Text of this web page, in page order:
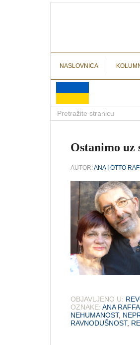
NASLOVNICA
Ostanimo uz
AUTOR:ANA I OTTO
OBJAVLJENO U:
OZNAKE: ANA
NEHUMANOST,
RAVNODUŠNOST,